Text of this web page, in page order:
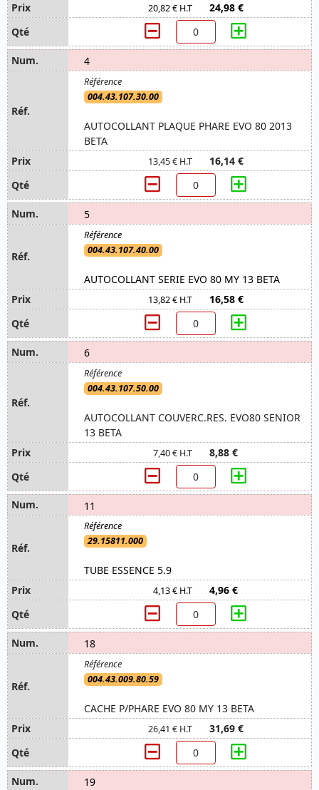
20,82 € H.T 24,98 €
4
004.43.107.30.00
AUTOCOLLANT PLAQUE PHARE EVO 80 2013
BETA
13,45 € H.T 16,14 €
5
004.43.107.40.00
AUTOCOLLANT SERIE EVO 80 MY 13 BETA
13,82 € H.T 16,58 €
6
004.43.107.50.00
AUTOCOLLANT COUVERC.RES. EVO80 SENIOR
13 BETA
7,40 € H.T 8,88 €
11
29.15811.000
TUBE ESSENCE 5.9
4,13 € H.T 4,96 €
18
004.43.009.80.59
CACHE P/PHARE EVO 80 MY 13 BETA
26,41 € H.T 31,69 €
19